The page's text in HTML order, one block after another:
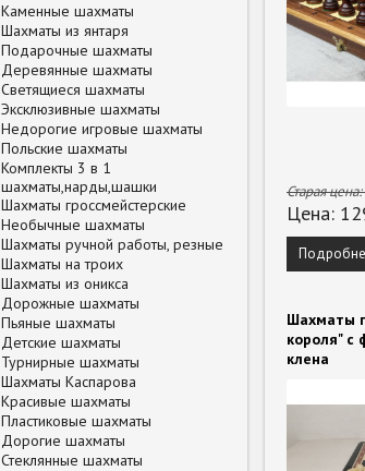
Каменные шахматы
Шахматы из янтаря
Подарочные шахматы
Деревянные шахматы
Светящиеся шахматы
Эксклюзивные шахматы
Недорогие игровые шахматы
Польские шахматы
Комплекты 3 в 1
шахматы,нарды,шашки
Шахматы гроссмейстерские
Необычные шахматы
Шахматы ручной работы, резные
Шахматы на троих
Шахматы из оникса
Дорожные шахматы
Пьяные шахматы
Детские шахматы
Турнирные шахматы
Шахматы Каспарова
Красивые шахматы
Пластиковые шахматы
Дорогие шахматы
Стеклянные шахматы
Старая цена:
Цена:
Шахматы
короля" с
клена